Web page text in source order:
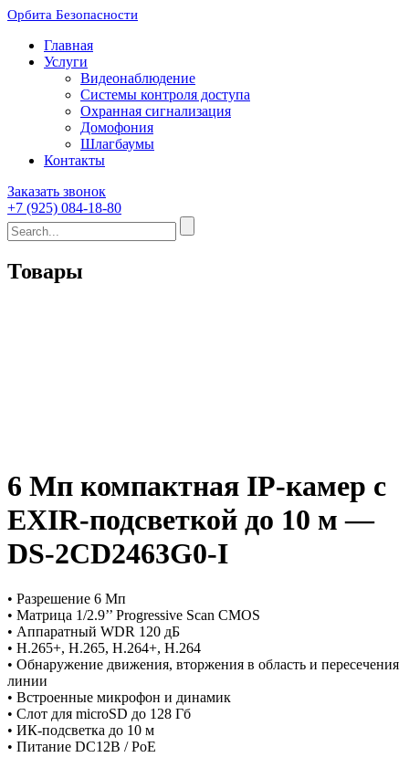
Орбита Безопасности
Главная
Услуги
Видеонаблюдение
Системы контроля доступа
Охранная сигнализация
Домофония
Шлагбаумы
Контакты
Заказать звонок
+7 (925) 084-18-80
Товары
6 Мп компактная IP-камер с
EXIR-подсветкой до 10 м —
DS-2CD2463G0-I
• Разрешение 6 Мп
• Матрица 1/2.9’’ Progressive Scan CMOS
• Аппаратный WDR 120 дБ
• H.265+, H.265, H.264+, H.264
• Обнаружение движения, вторжения в область и пересечения
линии
• Встроенные микрофон и динамик
• Слот для microSD до 128 Гб
• ИК-подсветка до 10 м
• Питание DC12В / PoE